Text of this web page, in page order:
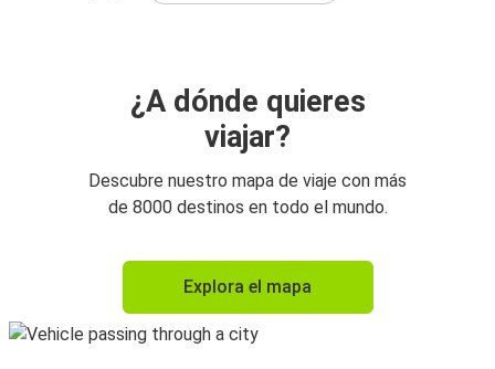
¿A dónde quieres
viajar?
Descubre nuestro mapa de viaje con más
de 8000 destinos en todo el mundo.
Explora el mapa